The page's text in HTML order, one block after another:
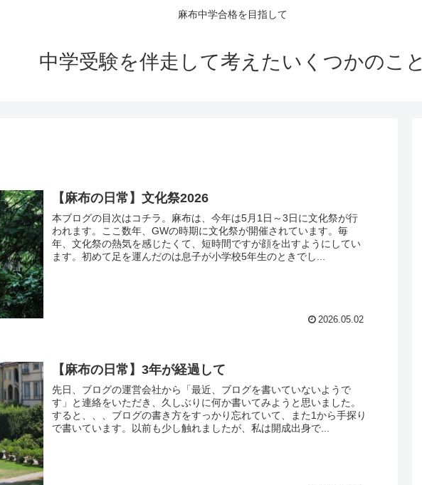
麻布中学合格を目指して
中学受験を伴走して考えたいくつかのこと
【麻布の日常】文化祭2026
本ブログの目次はコチラ。麻布は、今年は5月1日～3日に文化祭が行
われます。ここ数年、GWの時期に文化祭が開催されています。毎
年、文化祭の熱気を感じたくて、短時間ですが顔を出すようにしてい
ます。初めて足を運んだのは息子が小学校5年生のときでし...
2026.05.02
【麻布の日常】3年が経過して
先日、ブログの運営会社から「最近、ブログを書いていないようで
す」と連絡をいただき、久しぶりに何か書いてみようと思いました。
すると、、、ブログの書き方をすっかり忘れていて、また1から手探り
で書いています。以前も少し触れましたが、私は開成出身で...